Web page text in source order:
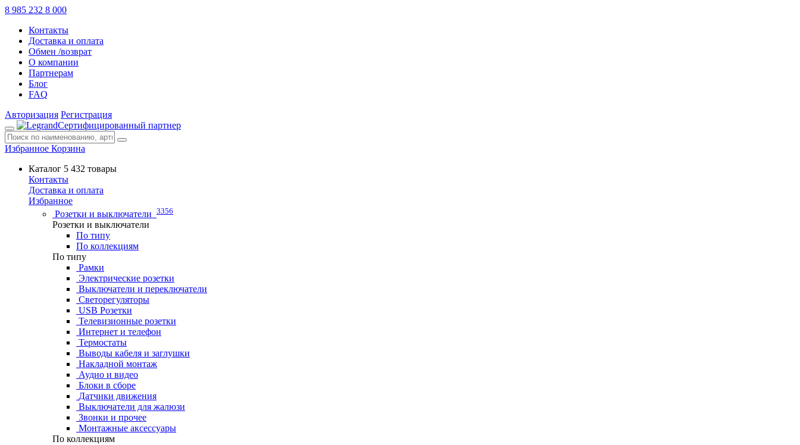
8 985 232 8 000
Контакты
Доставка и оплата
Обмен /возврат
О компании
Партнерам
Блог
FAQ
Авторизация Регистрация
Сертифицированный партнер
Избранное Корзина
Каталог 5 432 товары
Контакты
Доставка и оплата
Избранное
Розетки и выключатели 3356
Розетки и выключатели
По типу
По коллекциям
По типу
Рамки
Электрические розетки
Выключатели и переключатели
Светорегуляторы
USB Розетки
Телевизионные розетки
Интернет и телефон
Термостаты
Выводы кабеля и заглушки
Накладной монтаж
Аудио и видео
Блоки в сборе
Датчики движения
Выключатели для жалюзи
Звонки и прочее
Монтажные аксессуары
По коллекциям